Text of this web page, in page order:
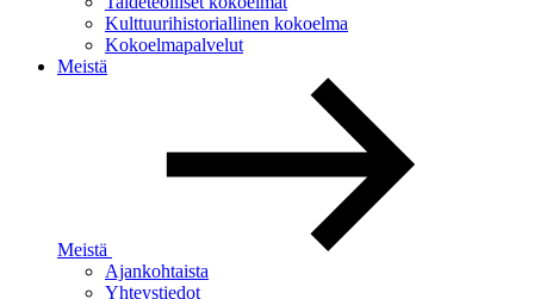
Kulttuurihistoriallinen kokoelma
Kokoelmapalvelut
Meistä
Meistä
Ajankohtaista
Yhteystiedot